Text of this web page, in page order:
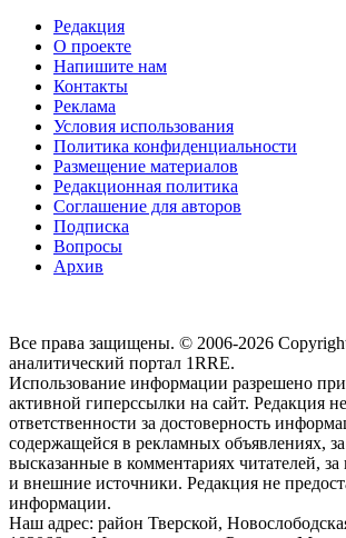
Редакция
О проекте
Напишите нам
Контакты
Реклама
Условия использования
Политика конфиденциальности
Размещение материалов
Редакционная политика
Соглашение для авторов
Подписка
Вопросы
Архив
Все права защищены. © 2006-2026
аналитический портал 1RRE.
Использование информации разрешено
активной гиперссылки на сайт. Редакция
ответственности за достоверность
содержащейся в рекламных объявлениях,
высказанные в комментариях читателей, за
и внешние источники. Редакция не
информации.
Наш адрес: район Тверской,